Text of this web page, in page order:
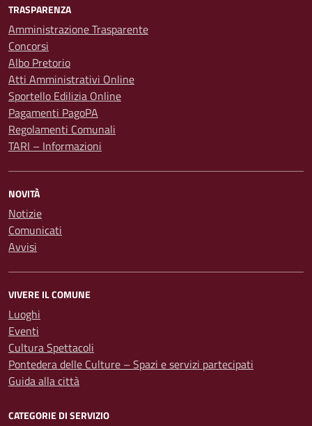
TRASPARENZA
Amministrazione Trasparente
Concorsi
Albo Pretorio
Atti Amministrativi Online
Sportello Edilizia Online
Pagamenti PagoPA
Regolamenti Comunali
TARI – Informazioni
NOVITÀ
Notizie
Comunicati
Avvisi
VIVERE IL COMUNE
Luoghi
Eventi
Cultura Spettacoli
Pontedera delle Culture – Spazi e servizi partecipati
Guida alla città
CATEGORIE DI SERVIZIO